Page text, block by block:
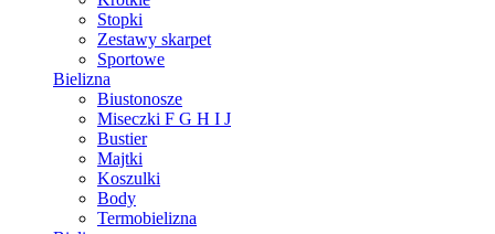
Stopki
Zestawy skarpet
Sportowe
Bielizna
Biustonosze
Miseczki F G H I J
Bustier
Majtki
Koszulki
Body
Termobielizna